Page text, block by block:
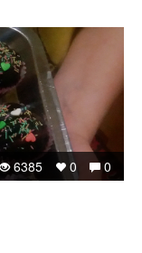
0
0
6385